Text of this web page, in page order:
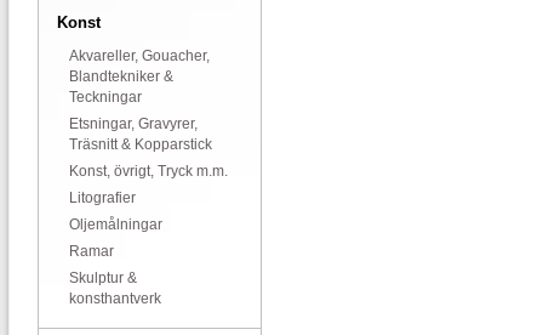
Konst
Akvareller, Gouacher,
Blandtekniker &
Teckningar
Etsningar, Gravyrer,
Träsnitt & Kopparstick
Konst, övrigt, Tryck m.m.
Litografier
Oljemålningar
Ramar
Skulptur &
konsthantverk